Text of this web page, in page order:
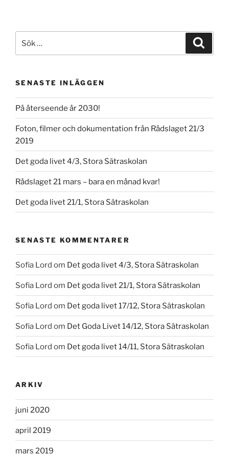
efter:
SENASTE INLÄGGEN
På återseende år 2030!
Foton, filmer och dokumentation från Rådslaget 21/3
2019
Det goda livet 4/3, Stora Sätraskolan
Rådslaget 21 mars – bara en månad kvar!
Det goda livet 21/1, Stora Sätraskolan
SENASTE KOMMENTARER
Sofia Lord om Det goda livet 4/3, Stora Sätraskolan
Sofia Lord om Det goda livet 21/1, Stora Sätraskolan
Sofia Lord om Det goda livet 17/12, Stora Sätraskolan
Sofia Lord om Det Goda Livet 14/12, Stora Sätraskolan
Sofia Lord om Det goda livet 14/11, Stora Sätraskolan
ARKIV
juni 2020
april 2019
mars 2019